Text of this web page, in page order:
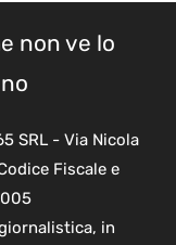
non ve lo
SRL - Via Nicola
Fiscale e
in